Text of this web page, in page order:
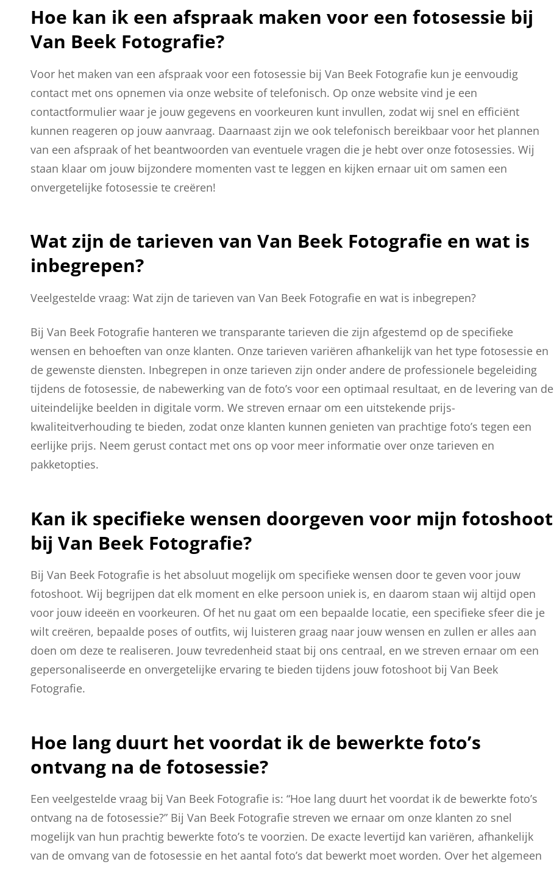
Hoe kan ik een afspraak maken voor een fotosessie bij
Van Beek Fotografie?
Voor het maken van een afspraak voor een fotosessie bij Van Beek Fotografie kun je eenvoudig
contact met ons opnemen via onze website of telefonisch. Op onze website vind je een
contactformulier waar je jouw gegevens en voorkeuren kunt invullen, zodat wij snel en efficiënt
kunnen reageren op jouw aanvraag. Daarnaast zijn we ook telefonisch bereikbaar voor het plannen
van een afspraak of het beantwoorden van eventuele vragen die je hebt over onze fotosessies. Wij
staan klaar om jouw bijzondere momenten vast te leggen en kijken ernaar uit om samen een
onvergetelijke fotosessie te creëren!
Wat zijn de tarieven van Van Beek Fotografie en wat is
inbegrepen?
Veelgestelde vraag: Wat zijn de tarieven van Van Beek Fotografie en wat is inbegrepen?
Bij Van Beek Fotografie hanteren we transparante tarieven die zijn afgestemd op de specifieke
wensen en behoeften van onze klanten. Onze tarieven variëren afhankelijk van het type fotosessie en
de gewenste diensten. Inbegrepen in onze tarieven zijn onder andere de professionele begeleiding
tijdens de fotosessie, de nabewerking van de foto’s voor een optimaal resultaat, en de levering van de
uiteindelijke beelden in digitale vorm. We streven ernaar om een uitstekende prijs-
kwaliteitverhouding te bieden, zodat onze klanten kunnen genieten van prachtige foto’s tegen een
eerlijke prijs. Neem gerust contact met ons op voor meer informatie over onze tarieven en
pakketopties.
Kan ik specifieke wensen doorgeven voor mijn fotoshoot
bij Van Beek Fotografie?
Bij Van Beek Fotografie is het absoluut mogelijk om specifieke wensen door te geven voor jouw
fotoshoot. Wij begrijpen dat elk moment en elke persoon uniek is, en daarom staan wij altijd open
voor jouw ideeën en voorkeuren. Of het nu gaat om een bepaalde locatie, een specifieke sfeer die je
wilt creëren, bepaalde poses of outfits, wij luisteren graag naar jouw wensen en zullen er alles aan
doen om deze te realiseren. Jouw tevredenheid staat bij ons centraal, en we streven ernaar om een
gepersonaliseerde en onvergetelijke ervaring te bieden tijdens jouw fotoshoot bij Van Beek
Fotografie.
Hoe lang duurt het voordat ik de bewerkte foto’s
ontvang na de fotosessie?
Een veelgestelde vraag bij Van Beek Fotografie is: “Hoe lang duurt het voordat ik de bewerkte foto’s
ontvang na de fotosessie?” Bij Van Beek Fotografie streven we ernaar om onze klanten zo snel
mogelijk van hun prachtig bewerkte foto’s te voorzien. De exacte levertijd kan variëren, afhankelijk
van de omvang van de fotosessie en het aantal foto’s dat bewerkt moet worden. Over het algemeen